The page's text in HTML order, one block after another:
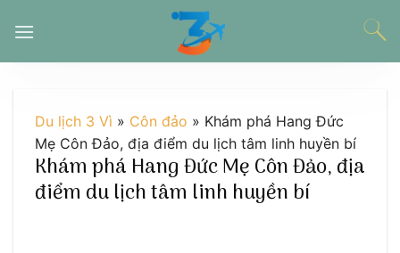
đến
Du lịch 3 Vì » Côn đảo » Khám phá Hang Đức
Mẹ Côn Đảo, địa điểm du lịch tâm linh huyền bí
Khám phá Hang Đức Mẹ Côn Đảo, địa
điểm du lịch tâm linh huyền bí